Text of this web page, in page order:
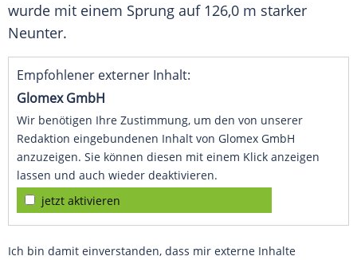
wurde mit einem Sprung auf 126,0 m starker
Neunter.
Empfohlener externer Inhalt:
Glomex GmbH
Wir benötigen Ihre Zustimmung, um den von unserer
Redaktion eingebundenen Inhalt von Glomex GmbH
anzuzeigen. Sie können diesen mit einem Klick anzeigen
lassen und auch wieder deaktivieren.
jetzt aktivieren
Ich bin damit einverstanden, dass mir externe Inhalte